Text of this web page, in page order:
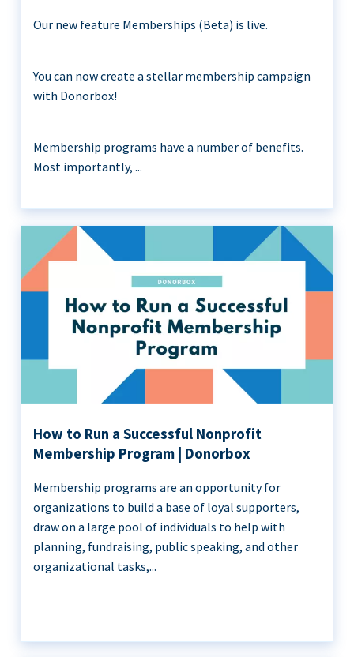
Our new feature Memberships (Beta) is live.
You can now create a stellar membership campaign
with Donorbox!
Membership programs have a number of benefits.
Most importantly, ...
How to Run a Successful Nonprofit
Membership Program | Donorbox
Membership programs are an opportunity for
organizations to build a base of loyal supporters,
draw on a large pool of individuals to help with
planning, fundraising, public speaking, and other
organizational tasks,...